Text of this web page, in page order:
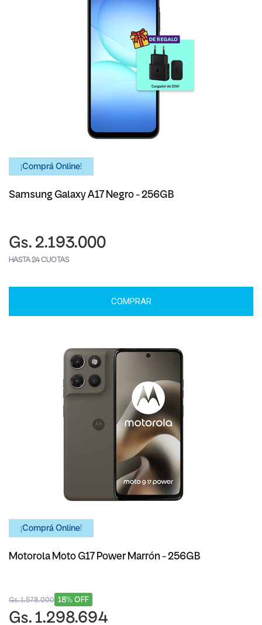
¡Comprá Online!
Samsung Galaxy A17 Negro - 256GB
Gs. 2.193.000
HASTA 24 CUOTAS
COMPRAR
¡Comprá Online!
Motorola Moto G17 Power Marrón - 256GB
18% OFF
Gs. 1.578.000
Gs. 1.298.694